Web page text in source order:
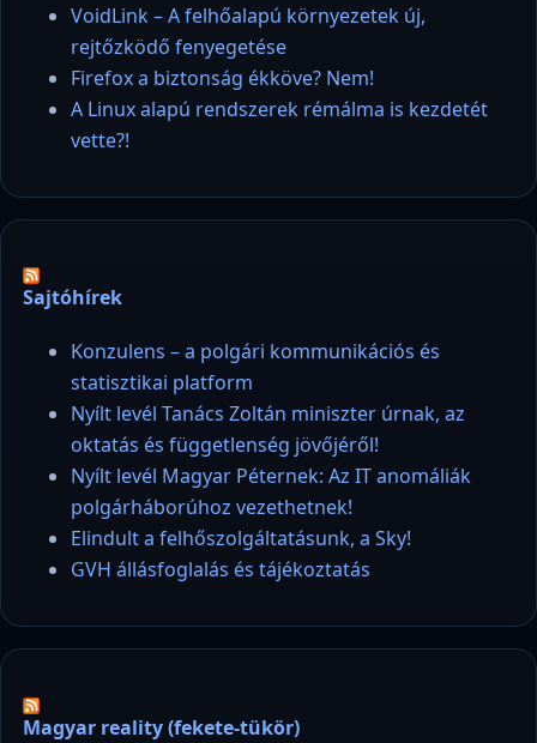
VoidLink – A felhőalapú környezetek új,
rejtőzködő fenyegetése
Firefox a biztonság ékköve? Nem!
A Linux alapú rendszerek rémálma is kezdetét
vette?!
Sajtóhírek
Konzulens – a polgári kommunikációs és
statisztikai platform
Nyílt levél Tanács Zoltán miniszter úrnak, az
oktatás és függetlenség jövőjéről!
Nyílt levél Magyar Péternek: Az IT anomáliák
polgárháborúhoz vezethetnek!
Elindult a felhőszolgáltatásunk, a Sky!
GVH állásfoglalás és tájékoztatás
Magyar reality (fekete-tükör)